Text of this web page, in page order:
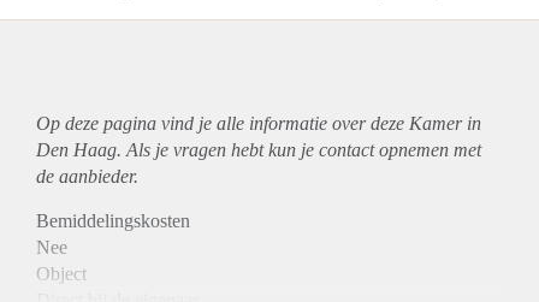
Op deze pagina vind je alle informatie over deze Kamer in
Den Haag. Als je vragen hebt kun je contact opnemen met
de aanbieder.
Bemiddelingskosten
Nee
Object